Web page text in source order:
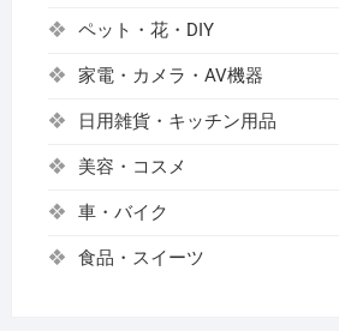
ペット・花・DIY
家電・カメラ・AV機器
日用雑貨・キッチン用品
美容・コスメ
車・バイク
食品・スイーツ